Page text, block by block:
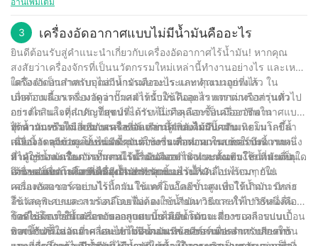
อัดอากาศแบบไร้น้ำมัน โดยมอบอากาศอัดที่สะอาดและเชื่อถือได้แก่
ธุรกิจต่างๆ ที่พวกเขาต้องการเพื่อประสบความสำเร็จ
บำรุงรักษาต่ำ ในฐานะบริษัทที่มีประสบการณ์ 30 ปีในอุตสาหกรรมนี้
เราเข้าใจถึงความสำคัญของการลงทุนในอุปกรณ์คุณภาพสูงที่ตรงกับ
ความต้องการของลูกค้าของเรา เครื่องอัดอากาศไร้น้ำมันเป็นข้อพิสูจน์
ถึงความมุ่งมั่นของเราในการนำเสนอผลิตภัณฑ์และบริการชั้นยอดแก่
ลูกค้าของเรา วางใจในความเชี่ยวชาญของเรา และให้เราช่วยคุณ
ค้นหาโซลูชันที่สมบูรณ์แบบสำหรับความต้องการระบบอากาศอัดของ
คุณ
3 เครื่องอัดอากาศแบบไม่มีน้ำมันคืออะไร
ยินดีต้อนรับสู่คำแนะนำเกี่ยวกับเครื่องอัดอากาศไร้น้ำมัน! หากคุณ
สงสัยว่าเครื่องจักรที่เป็นนวัตกรรมใหม่เหล่านี้ทำงานอย่างไร และเหตุ
ใดจึงจำเป็นสำหรับอุตสาหกรรมบางประเภท คุณมาถูกที่แล้ว ใน
บทความนี้ เราจะมาดูว่าปั๊มลมไร้น้ำมันคืออะไร แตกต่างจากรุ่นทั่วไป
อย่างไร และคุณประโยชน์ที่ได้รับ ไม่ว่าคุณจะเป็นมืออาชีพใน
อุตสาหกรรมหรือเพียงสนใจที่จะเรียนรู้เพิ่มเติมเกี่ยวกับเทคโนโลยีล้ำ
สมัยนี้ เรามีข้อมูลทั้งหมดที่คุณต้องการเพื่อทำความเข้าใจถึงความ
สำคัญของเครื่องอัดอากาศไร้น้ำมัน มาดำดิ่งและค้นพบโลกที่น่าตื่น
เต้นของเทคโนโลยีเครื่องอัดอากาศแบบไร้น้ำมันไปพร้อมๆ กัน!
เครื่องอัดอากาศแบบไม่มีน้ำมันคืออะไร และทำงานอย่างไร
เมื่อต้องเลือกเครื่องอัดอากาศสำหรับใช้ในอุตสาหกรรมหรือส่วนตัว
การตัดสินใจที่สำคัญที่สุดประการหนึ่งคือเลือกซื้อเครื่องอัดอากาศแบบ
ไร้น้ำมันหรือไม่ คอมเพรสเซอร์เหล่านี้กำลังได้รับความนิยมมากขึ้น
เนื่องจากคุณประโยชน์และการใช้งานมากมาย ในบทความนี้ เราจะ
มาดูอย่างละเอียดว่าปั๊มลมไร้น้ำมันคืออะไร ทำงานอย่างไร และเหตุใด
จึงอาจเป็นตัวเลือกที่ดีที่สุดสำหรับคุณ
ทำความเข้าใจเกี่ยวกับเครื่องอัดอากาศแบบไม่มีน้ำมัน
เครื่องอัดอากาศแบบไม่มีน้ำมันตามชื่อ คือคอมเพรสเซอร์ประเภทหนึ่ง
ที่ไม่ใช้น้ำมันในการทำงาน เครื่องอัดอากาศแบบดั้งเดิมใช้น้ำมันเป็น
สารหล่อลื่นและสารหล่อเย็นสำหรับชิ้นส่วนที่เคลื่อนไหวภายใน
คอมเพรสเซอร์ อย่างไรก็ตาม ในเครื่องอัดอากาศแบบไร้น้ำมัน มีการ
ใช้วัสดุพิเศษและสารเคลือบเพื่อลดแรงเสียดทานและให้การหล่อลื่น
โดยไม่ต้องใช้น้ำมัน การออกแบบนี้ช่วยลดความเสี่ยงของการปนเปื้อน
ของน้ำมันในอากาศ และทำให้คอมเพรสเซอร์เหมาะสำหรับการใช้
เครื่องอัดอากาศแบบไม่มีน้ำมันทำงานอย่างไร?
เครื่องอัดอากาศแบบไร้น้ำมันใช้เทคโนโลยีขั้นสูงเพื่อให้เกิดการหล่อ
ลื่นและระบายความร้อนโดยไม่ต้องใช้น้ำมัน วิธีการทั่วไปวิธีหนึ่งคือ
การใช้โรเตอร์และกระบอกสูบแบบเคลือบ โดยจะมีการเคลือบแบบ
พิเศษกับชิ้นส่วนที่เคลื่อนไหวของคอมเพรสเซอร์เพื่อลดแรงเสียดทาน
ข้อดีของการใช้เครื่องอัดอากาศแบบไม่มีน้ำมัน
การใช้เครื่องอัดอากาศแบบไม่มีน้ำมันมีข้อดีหลายประการ ประการ